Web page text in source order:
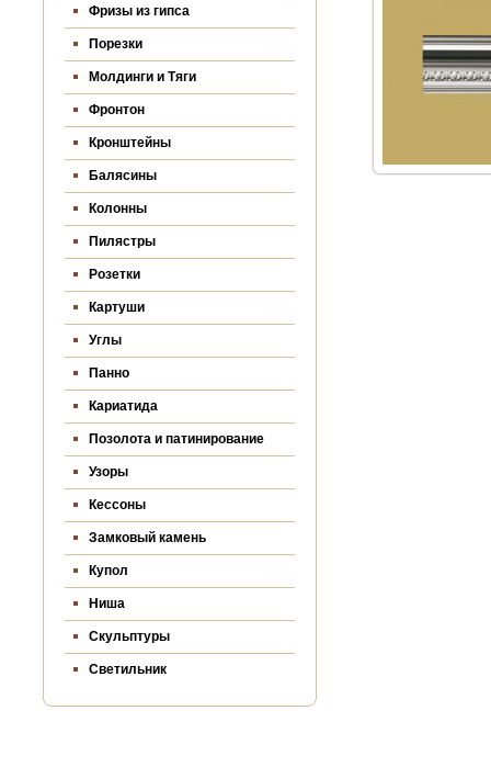
Фризы из гипса
Порезки
Молдинги и Тяги
Фронтон
Кронштейны
Балясины
Колонны
Пилястры
Розетки
Картуши
Углы
Панно
Кариатида
Позолота и патинирование
Узоры
Кессоны
Замковый камень
Купол
Ниша
Скульптуры
Светильник